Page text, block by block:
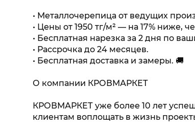
• Металлочерепица от ведущих
• Цены от 1950 тг/м² — на 17% ниже,
• Бесплатная нарезка за 2 дня по
• Рассрочка до 24 месяцев.
• Бесплатная доставка и замеры. 🚚
О компании КРОВМАРКЕТ
КРОВМАРКЕТ уже более 10 лет
клиентам воплощать в жизнь